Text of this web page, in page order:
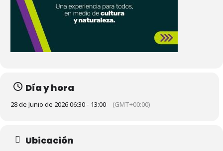
Día y hora
28 de Junio de 2026 06:30 - 13:00 (GMT+00:00)
Ubicación